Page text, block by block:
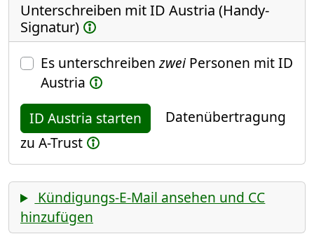
Unterschreiben mit ID Austria (Handy-
Signatur)
Es unterschreibenzweiPersonen mit ID
Austria
ID Austria starten
Datenübertragung
zu A-Trust
Kündigungs-E-Mail ansehen und CC
hinzufügen